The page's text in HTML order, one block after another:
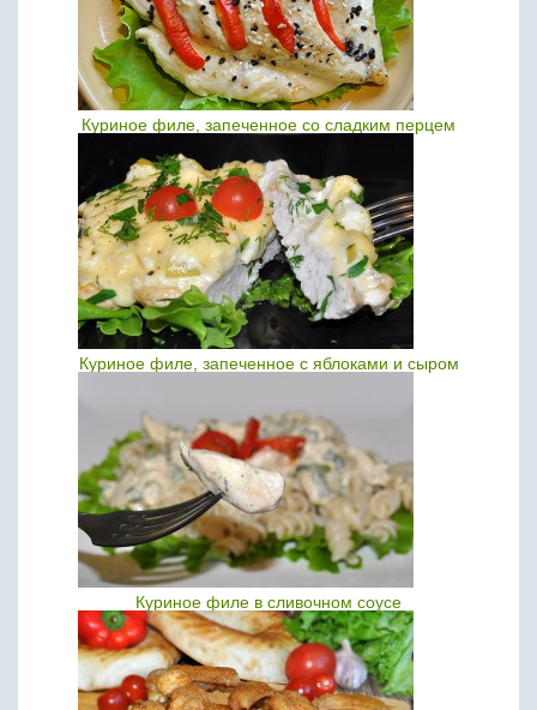
Куриное филе, запеченное со сладким перцем
Куриное филе, запеченное с яблоками и сыром
Куриное филе в сливочном соусе